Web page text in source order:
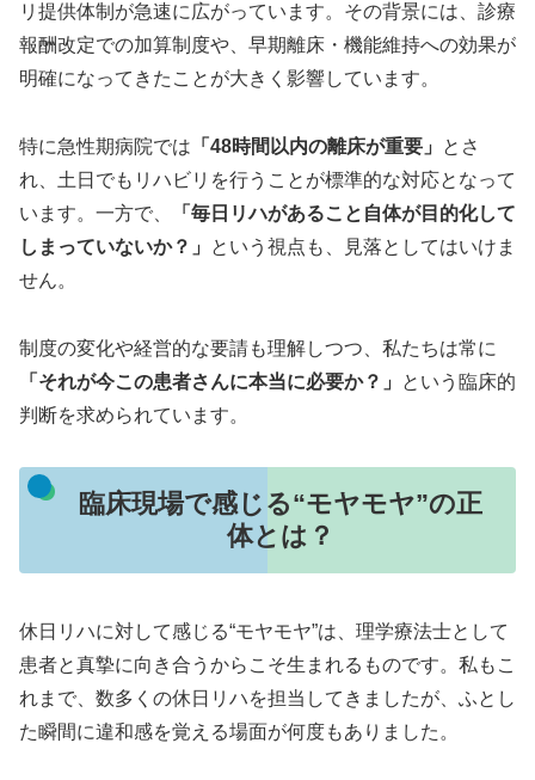
リ提供体制が急速に広がっています。その背景には、診療
報酬改定での加算制度や、早期離床・機能維持への効果が
明確になってきたことが大きく影響しています。
特に急性期病院では 「48時間以内の離床が重要」
とさ
れ、土日でもリハビリを行うことが標準的な対応となって
います。一方で、
「毎日リハがあること自体が目的化して
しまっていないか？」
という視点も、見落としてはいけま
せん。
制度の変化や経営的な要請も理解しつつ、私たちは常に
「それが今この患者さんに本当に必要か？」
という臨床的
判断を求められています。
臨床現場で感じる“モヤモヤ”の正
体とは？
休日リハに対して感じる“モヤモヤ”は、理学療法士として
患者と真摯に向き合うからこそ生まれるものです。私もこ
れまで、数多くの休日リハを担当してきましたが、ふとし
た瞬間に違和感を覚える場面が何度もありました。